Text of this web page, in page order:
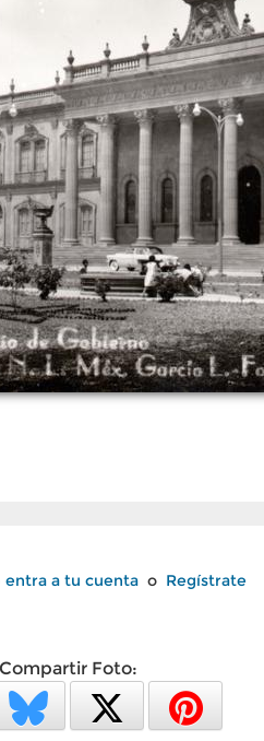
entra a tu cuenta o Regístrate
Compartir Foto: